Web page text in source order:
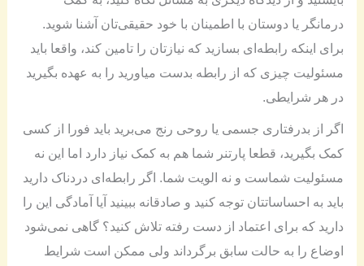
درمانگر یا دوستان با اطمینان با خود حقیقی‌تان آشنا شوید.
برای اینکه رابطه‌ای بسازید که نیازتان را تامین کند، واقعا باید
مسئولیت چیزی که از رابطه بدست میاورید را به عهده بگیرید
در هر شرایطی.
اگر از بدرفتاری جسمی یا روحی رنج می‌برید باید فورا از کسی
کمک بگیرید، قطعا پارتنر شما هم به کمک نیاز دارد اما این نه
مسئولیت شماست و نه الویت شما. اگر رابطه‌ای دردناک دارید
باید به احساساتتان توجه کنید و صادقانه ببینید آیا آمادگی این را
دارید که برای اعتماد از دست رفته تلاش کنید؟ گاهی نمی‌شود
اوضاع را به حالت سابق برگرداند ولی ممکن است شرایط